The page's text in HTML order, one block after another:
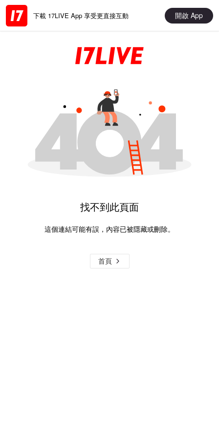
下載 17LIVE App 享受更直接互動 開啟 App
找不到此頁面
這個連結可能有誤，內容已被隱藏或刪除。
首頁